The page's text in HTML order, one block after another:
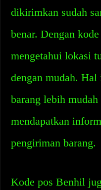
dikirimkan sudah
benar. Dengan
mengetahui lokasi
dengan mudah.
barang lebih
mendapatkan
pengiriman barang.
Kode pos Benhil